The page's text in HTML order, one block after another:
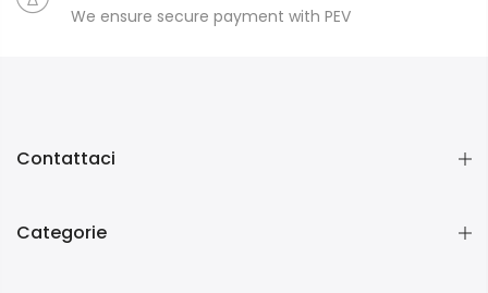
We ensure secure payment with PEV
Contattaci
Categorie